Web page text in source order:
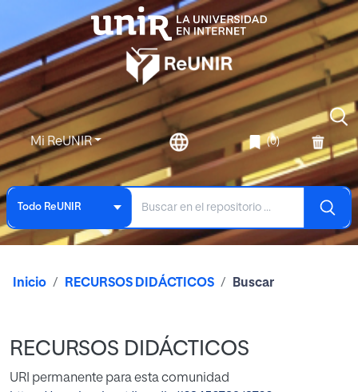
Mi ReUNIR (0)
Todo ReUNIR
Inicio RECURSOS DIDÁCTICOS Buscar
RECURSOS DIDÁCTICOS
URI permanente para esta comunidad